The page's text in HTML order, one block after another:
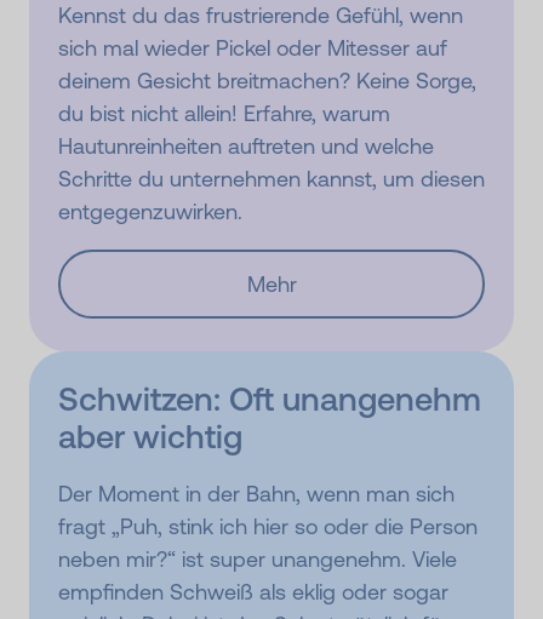
Kennst du das frustrierende Gefühl, wenn
sich mal wieder Pickel oder Mitesser auf
deinem Gesicht breitmachen? Keine Sorge,
du bist nicht allein! Erfahre, warum
Hautunreinheiten auftreten und welche
Schritte du unternehmen kannst, um diesen
entgegenzuwirken.
Mehr
Schwitzen: Oft unangenehm
aber wichtig
Der Moment in der Bahn, wenn man sich
fragt „Puh, stink ich hier so oder die Person
neben mir?“ ist super unangenehm. Viele
empfinden Schweiß als eklig oder sogar